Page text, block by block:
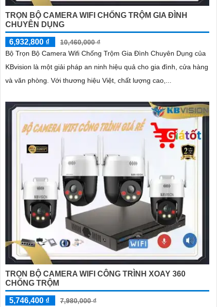
TRỌN BỘ CAMERA WIFI CHỐNG TRỘM GIA ĐÌNH
CHUYÊN DỤNG
6,932,800 ₫
10,460,000 ₫
Bộ Trọn Bộ Camera Wifi Chống Trộm Gia Đình Chuyên Dụng của
KBvision là một giải pháp an ninh hiệu quả cho gia đình, cửa hàng
và văn phòng. Với thương hiệu Việt, chất lượng cao,...
TRỌN BỘ CAMERA WIFI CÔNG TRÌNH XOAY 360
CHỐNG TRỘM
5,746,400 ₫
7,980,000 ₫